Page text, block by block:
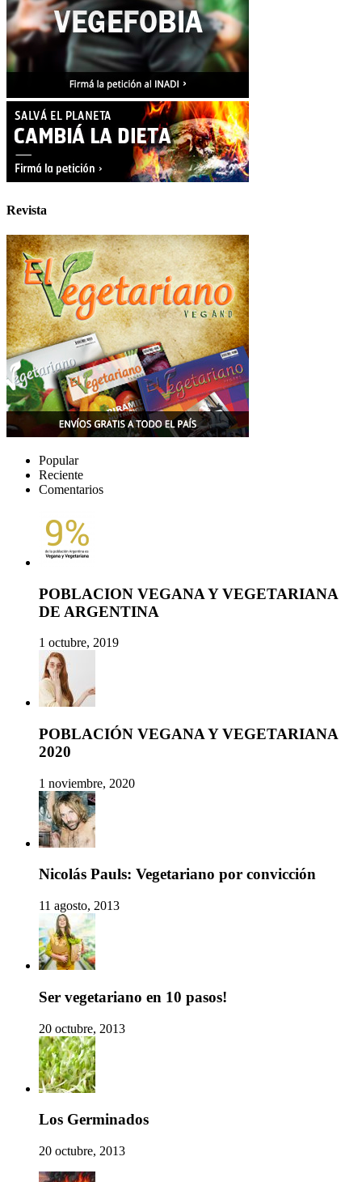
Revista
Popular
Reciente
Comentarios
POBLACION VEGANA Y VEGETARIANA
DE ARGENTINA
1 octubre, 2019
POBLACIÓN VEGANA Y VEGETARIANA
2020
1 noviembre, 2020
Nicolás Pauls: Vegetariano por convicción
11 agosto, 2013
Ser vegetariano en 10 pasos!
20 octubre, 2013
Los Germinados
20 octubre, 2013